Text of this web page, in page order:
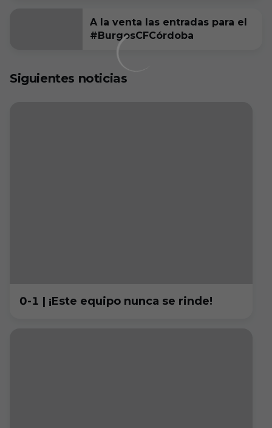
A la venta las entradas para el
#BurgosCFCórdoba
Siguientes noticias
0-1 | ¡Este equipo nunca se rinde!